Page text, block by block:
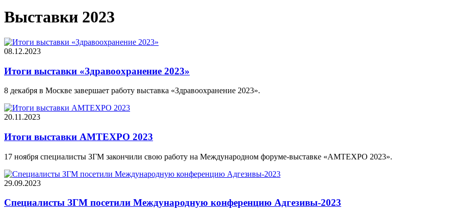
Выставки 2023
08.12.2023
Итоги выставки «Здравоохранение 2023»
8 декабря в Москве завершает работу выставка «Здравоохранение 2023».
20.11.2023
Итоги выставки AMTEXPO 2023
17 ноября специалисты ЗГМ закончили свою работу на Международном форуме-выставке «AMTEXPO 2023».
29.09.2023
Специалисты ЗГМ посетили Международную конференцию Адгезивы-2023